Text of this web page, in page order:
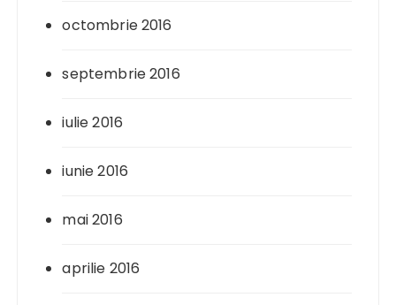
octombrie 2016
septembrie 2016
iulie 2016
iunie 2016
mai 2016
aprilie 2016